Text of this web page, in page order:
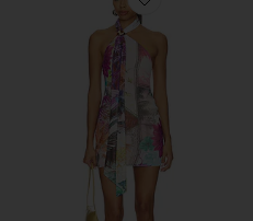
Favorite BRYLEE